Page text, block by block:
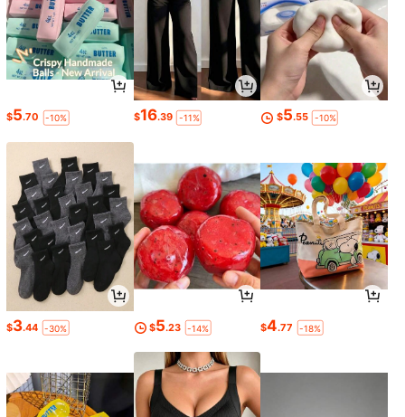
$5.70 -10% $16.39 -11% $5.55 -10%
$3.44 -30% $5.23 -14% $4.77 -18%